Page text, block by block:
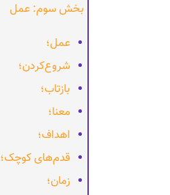
بخش سوم: عمل
عمل؛
شروع‌کردن؛
بازتاب؛
معنا؛
اهداف؛
قدم‌های کوچک؛
زمان؛